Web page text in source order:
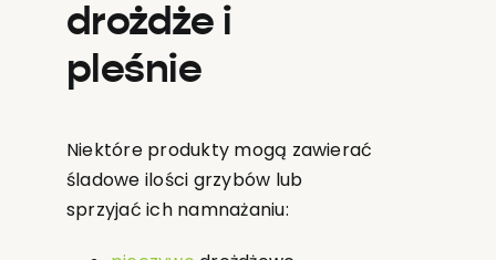
drożdże i
pleśnie
Niektóre produkty mogą zawierać
śladowe ilości grzybów lub
sprzyjać ich namnażaniu: